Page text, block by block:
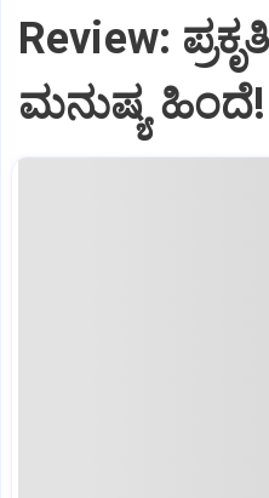
Review:
ಮನುಷ್ಯ ಹಿಂದೆ!